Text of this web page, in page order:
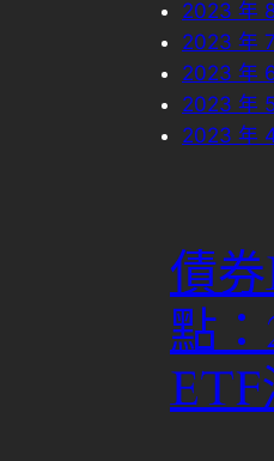
2023 年
2023 年
2023 年
2023 年
2023 年
債
點